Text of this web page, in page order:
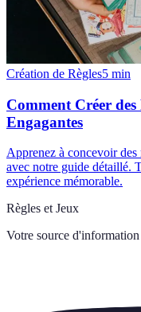
Création de Règles5 min
Comment Créer des
Engagantes
Apprenez à concevoir
avec notre guide détaillé.
expérience mémorable.
Règles et Jeux
Votre source